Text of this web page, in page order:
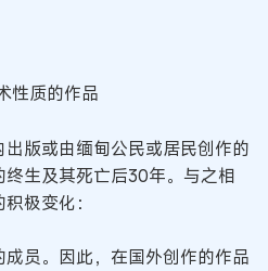
性质的作品
版或由缅甸公民或居民创作的
生及其死亡后30年。与之相
极变化：
员。因此，在国外创作的作品